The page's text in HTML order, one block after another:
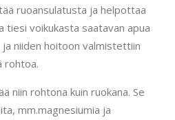
ruoansulatusta ja helpottaa
tiesi voikukasta saatavan apua
ja niiden hoitoon valmistettiin
rohtoa.
niin rohtona kuin ruokana. Se
mm.magnesiumia ja